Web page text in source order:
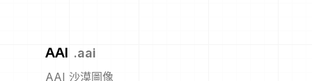
AAI .aai
AAI 沙漠圖像